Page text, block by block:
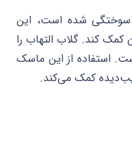
سوختگی شده است، این
کند. گلاب التهاب را
استفاده از این ماسک
کمک می‌کند.